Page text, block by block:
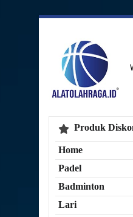
Produk
Home
Padel
Badminton
Lari